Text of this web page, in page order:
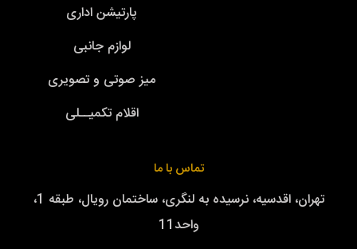
پارتیشن اداری
لوازم جانبی
میز صوتی و تصویری
اقلام تکمیــلی
تماس با ما
تهران، اقدسیه، نرسیده به لنگری، ساختمان رویال، طبقه 1،
واحد11